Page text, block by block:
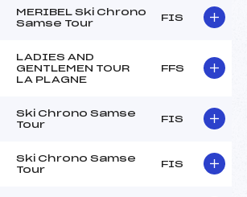
MERIBEL Ski Chrono
Samse Tour
FIS
LADIES AND
GENTLEMEN TOUR
LA PLAGNE
FFS
Ski Chrono Samse
Tour
FIS
Ski Chrono Samse
Tour
FIS